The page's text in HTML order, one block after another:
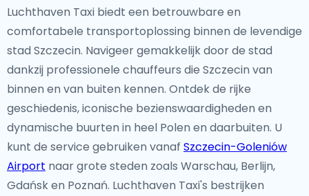
Luchthaven Taxi biedt een betrouwbare en
comfortabele transportoplossing binnen de levendige
stad Szczecin. Navigeer gemakkelijk door de stad
dankzij professionele chauffeurs die Szczecin van
binnen en van buiten kennen. Ontdek de rijke
geschiedenis, iconische bezienswaardigheden en
dynamische buurten in heel Polen en daarbuiten. U
kunt de service gebruiken vanaf Szczecin-Goleniów
Airport naar grote steden zoals Warschau, Berlijn,
Gdańsk en Poznań. Luchthaven Taxi's bestrijken